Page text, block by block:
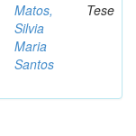
Matos,
Silvia
Maria
Santos
Tese